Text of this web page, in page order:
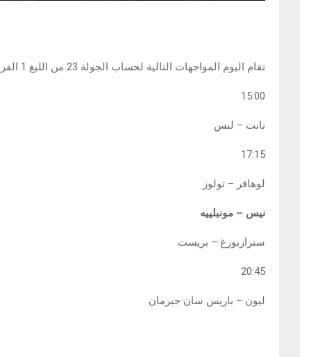
تقام اليوم المواجهات التالية لحساب الجولة 23 من الليغ 1 الفرنسية:
15:00
نانت – لنس
17:15
لوهافر – تولوز
نيس – مونبلييه
سترازبورغ – بريست
20:45
ليون – باريس سان جيرمان